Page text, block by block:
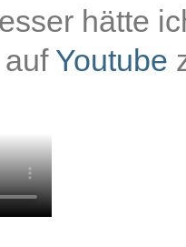
hätte
Youtube